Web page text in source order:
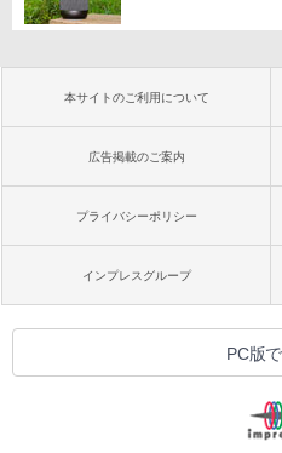
本サイトのご利用について
広告掲載のご案内
プライバシーポリシー
インプレスグループ
PC版